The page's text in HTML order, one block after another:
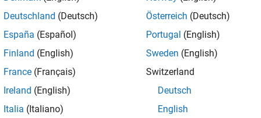
on MATLAB
industry
Deutschland (Deutsch)
España (Español)
Finland (English)
France (Français)
Ireland (English)
Italia (Italiano)
Österreich (Deutsch)
Portugal (English)
Sweden (English)
Switzerland
Deutsch
English